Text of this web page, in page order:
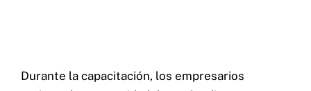
Durante la capacitación, los empresarios